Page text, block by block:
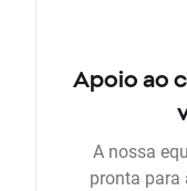
Apoio ao
A nossa
pronta para